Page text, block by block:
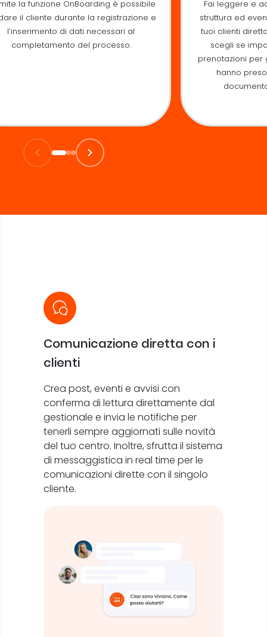
la funzione OnBoarding è possibile
il cliente durante la registrazione e
l’inserimento di dati necessari al
completamento del processo.
Fai leggere e
struttura ed
tuoi clienti
scegli se
prenotazioni per
hanno
Comunicazione diretta con i
clienti
Crea post, eventi e avvisi con
conferma di lettura direttamente dal
gestionale e invia le notifiche per
tenerli sempre aggiornati sulle novità
del tuo centro. Inoltre, sfrutta il sistema
di messaggistica in real time per le
comunicazioni dirette con il singolo
cliente.